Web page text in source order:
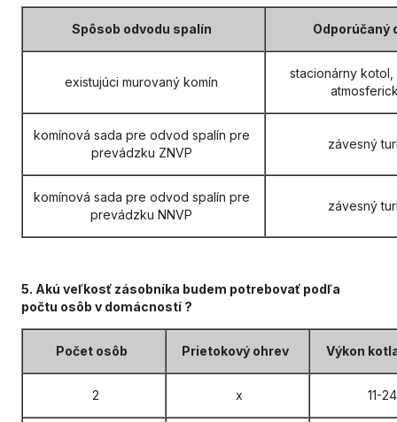
Spôsob odvodu spalín Odporúčaný
existujúci murovaný komín
stacionárny
komínová sada pre odvod spalín pre
prevádzku ZNVP
závesný
komínová sada pre odvod spalín pre
prevádzku NNVP
závesný
5. Akú veľkosť zásobníka budem potrebovať podľa
počtu osôb v domácností ?
Počet osôb Prietokový ohrev Výkon
2 x 11-24